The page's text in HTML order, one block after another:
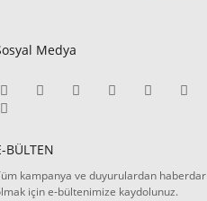
Medya
BÜLTEN
kampanya ve duyurulardan haberdar
için e-bültenimize kaydolunuz.